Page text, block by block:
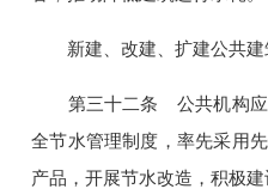
新建、改建、扩建公共建
第三十二条 公共机构应
全节水管理制度，率先采用
产品，开展节水改造，积极建